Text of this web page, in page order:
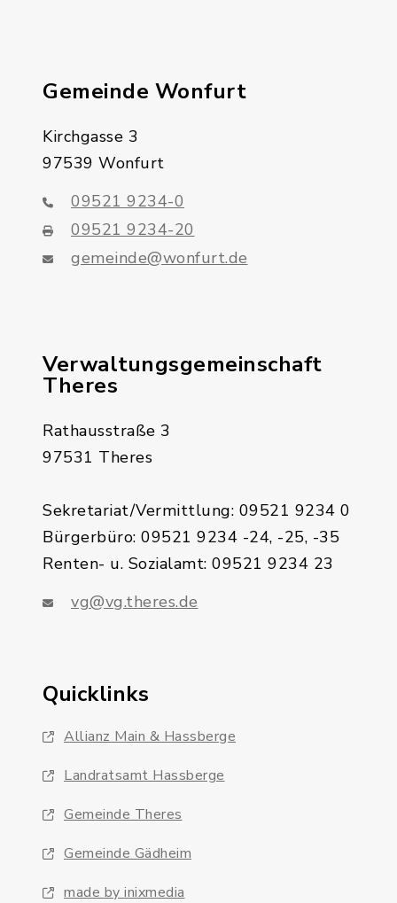
Gemeinde Wonfurt
Kirchgasse 3
97539 Wonfurt
09521 9234-0
09521 9234-20
gemeinde@wonfurt.de
Verwaltungsgemeinschaft
Theres
Rathausstraße 3
97531 Theres
Sekretariat/Vermittlung: 09521 9234 0
Bürgerbüro: 09521 9234 -24, -25, -35
Renten- u. Sozialamt: 09521 9234 23
vg@vg.theres.de
Quicklinks
Allianz Main & Hassberge
Landratsamt Hassberge
Gemeinde Theres
Gemeinde Gädheim
made by inixmedia